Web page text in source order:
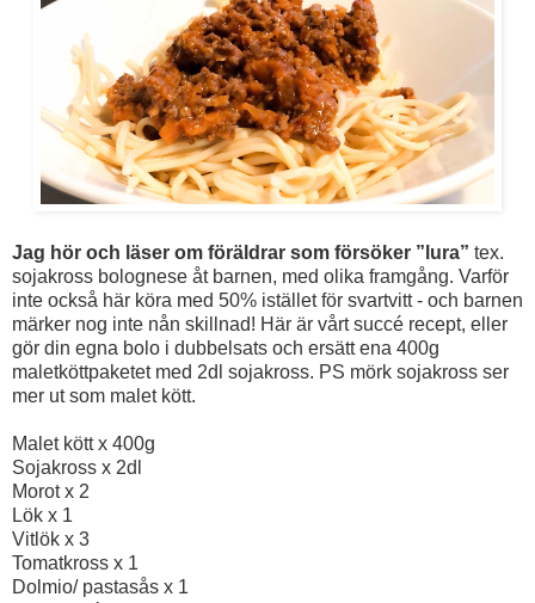
Jag hör och läser om föräldrar som försöker ”lura” tex.
sojakross bolognese åt barnen, med olika framgång. Varför
inte också här köra med 50% istället för svartvitt - och barnen
märker nog inte nån skillnad! Här är vårt succé recept, eller
gör din egna bolo i dubbelsats och ersätt ena 400g
maletköttpaketet med 2dl sojakross. PS mörk sojakross ser
mer ut som malet kött.
Malet kött x 400g
Sojakross x 2dl
Morot x 2
Lök x 1
Vitlök x 3
Tomatkross x 1
Dolmio/ pastasås x 1